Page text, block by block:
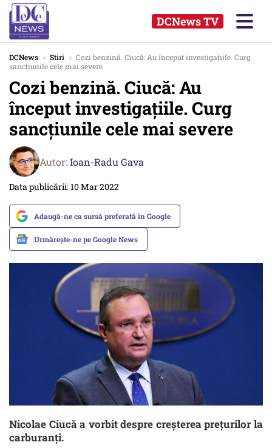
DCNews TV
DCNews › Stiri › Cozi benzină. Ciucă: Au început investigațiile. Curg
sancțiunile cele mai severe
Cozi benzină. Ciucă: Au
început investigațiile. Curg
sancțiunile cele mai severe
Autor:Ioan-Radu Gava
Data publicării: 10 Mar 2022
Adaugă-ne ca sursă preferată în Google
Urmărește-ne pe Google News
Nicolae Ciucă a vorbit despre creșterea prețurilor la
carburanți.